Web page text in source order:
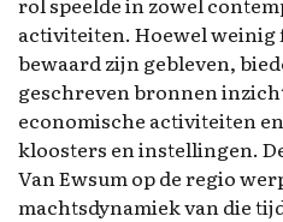
activiteiten. Hoewel
bewaard zijn gebleven,
geschreven bronnen
economische activiteiten
kloosters en instellingen.
Van Ewsum op de regio
machtsdynamiek van die